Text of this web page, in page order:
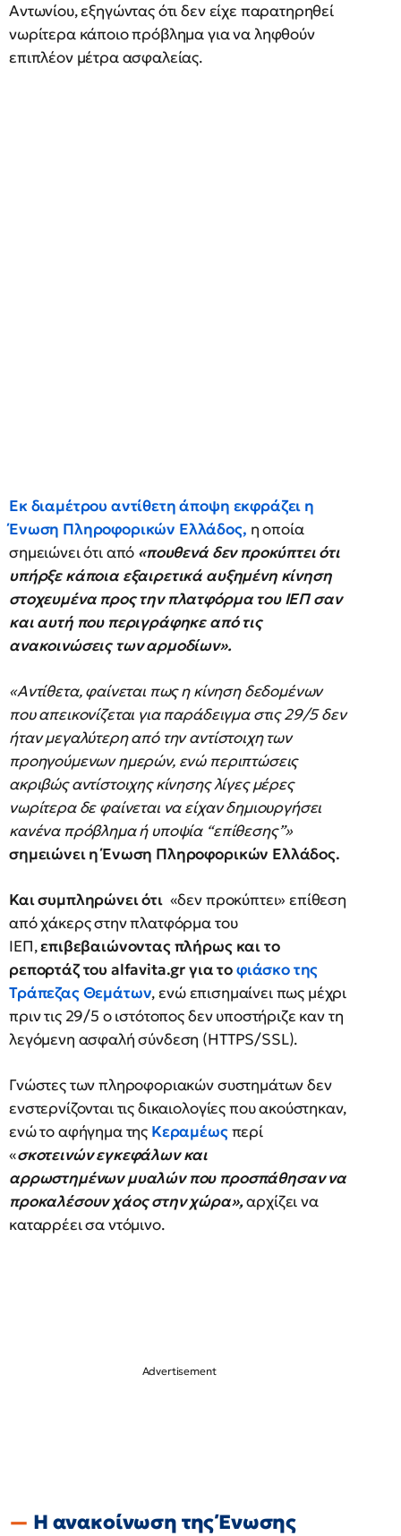
Αντωνίου, εξηγώντας ότι δεν είχε παρατηρηθεί
νωρίτερα κάποιο πρόβλημα για να ληφθούν
επιπλέον μέτρα ασφαλείας.
Εκ διαμέτρου αντίθετη άποψη εκφράζει η
Ένωση Πληροφορικών Ελλάδος, η οποία
σημειώνει ότι από «πουθενά δεν προκύπτει ότι
υπήρξε κάποια εξαιρετικά αυξημένη κίνηση
στοχευμένα προς την πλατφόρμα του ΙΕΠ σαν
και αυτή που περιγράφηκε από τις
ανακοινώσεις των αρμοδίων».
«Αντίθετα, φαίνεται πως η κίνηση δεδομένων
που απεικονίζεται για παράδειγμα στις 29/5 δεν
ήταν μεγαλύτερη από την αντίστοιχη των
προηγούμενων ημερών, ενώ περιπτώσεις
ακριβώς αντίστοιχης κίνησης λίγες μέρες
νωρίτερα δε φαίνεται να είχαν δημιουργήσει
κανένα πρόβλημα ή υποψία “επίθεσης”»
σημειώνει η Ένωση Πληροφορικών Ελλάδος.
Και συμπληρώνει ότι «δεν προκύπτει» επίθεση
από χάκερς στην πλατφόρμα του
ΙΕΠ,επιβεβαιώνοντας πλήρως και το
ρεπορτάζ του alfavita.gr για τοφιάσκο της
Τράπεζας Θεμάτων,ενώ επισημαίνει πως μέχρι
πριν τις 29/5 ο ιστότοπος δεν υποστήριζε καν τη
λεγόμενη ασφαλή σύνδεση (HTTPS/SSL).
Γνώστες των πληροφοριακών συστημάτων δεν
ενστερνίζονται τις δικαιολογίες που ακούστηκαν,
ενώ το αφήγημα της Κεραμέωςπερί
«σκοτεινών εγκεφάλων και
αρρωστημένων μυαλών που προσπάθησαν να
προκαλέσουν χάος στην χώρα»,αρχίζει να
καταρρέει σα ντόμινο.
Η ανακοίνωση της Ένωσης